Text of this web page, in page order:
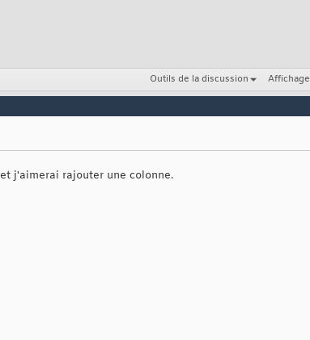
Outils de la discussion Affichage
j'aimerai rajouter une colonne.